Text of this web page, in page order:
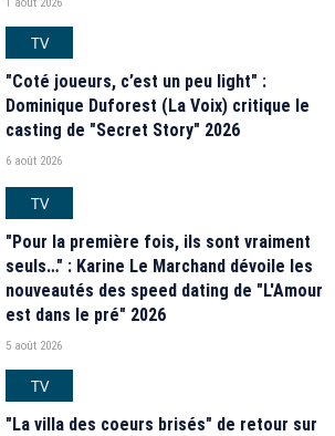
TV
"Coté joueurs, c’est un peu light" :
Dominique Duforest (La Voix) critique le
casting de "Secret Story" 2026
6 août 2026
TV
"Pour la première fois, ils sont vraiment
seuls…" : Karine Le Marchand dévoile les
nouveautés des speed dating de "L'Amour
est dans le pré" 2026
5 août 2026
TV
"La villa des coeurs brisés" de retour sur